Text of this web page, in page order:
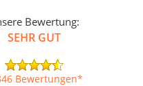
Bewertung:
SEHR GUT
Bewertungen